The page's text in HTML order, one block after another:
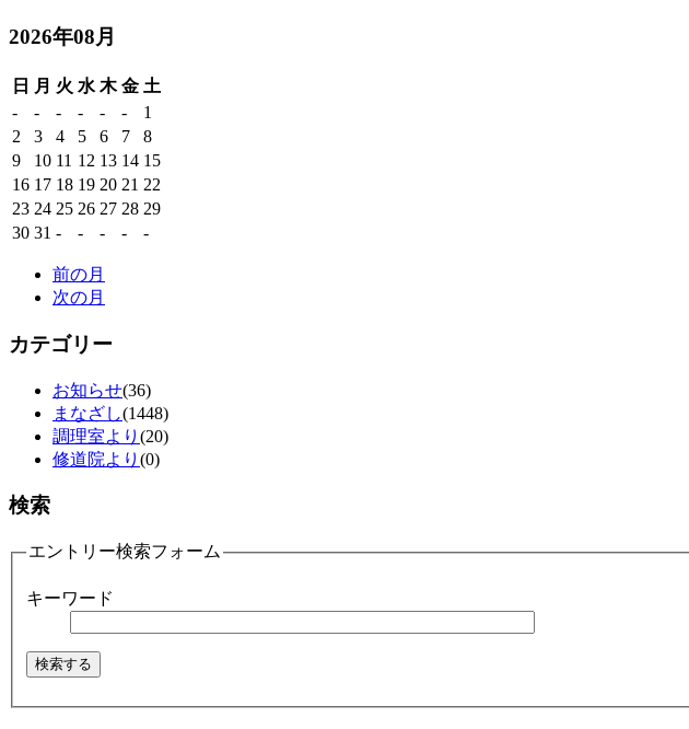
2026年08月
日 月 火 水 木 金 土
-
- - - - -
1
2
3 4 5 6 7
8
9
10 11 12 13 14 15
16 17 18 19 20 21 22
23 24 25 26 27 28 29
30 31 - - - - -
前の月
次の月
カテゴリー
お知らせ(36)
まなざし(1448)
調理室より (20)
修道院より (0)
検索
エントリー検索フォーム
キーワード